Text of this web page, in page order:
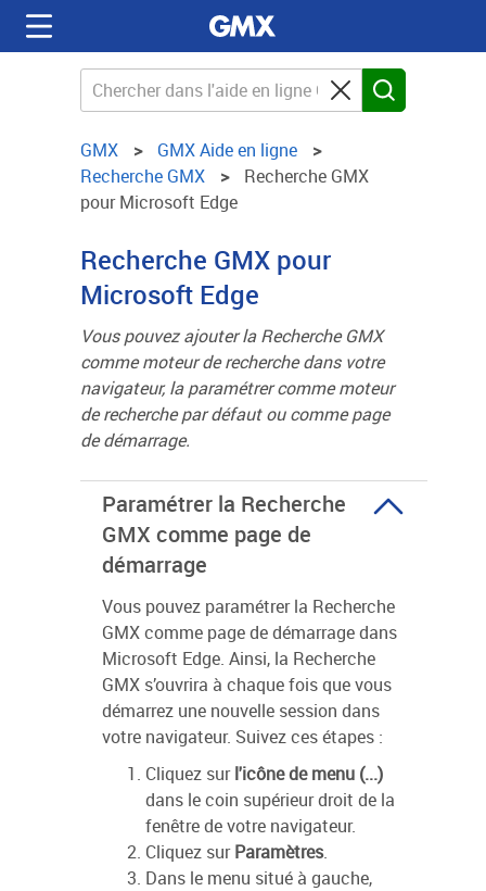
GMX
GMX Aide en ligne
Recherche GMX
Recherche GMX
pour Microsoft Edge
Recherche GMX pour
Microsoft Edge
Vous pouvez ajouter la Recherche GMX
comme moteur de recherche dans votre
navigateur, la paramétrer comme moteur
de recherche par défaut ou comme page
de démarrage.
Paramétrer la Recherche
GMX comme page de
démarrage
Vous pouvez paramétrer la Recherche
GMX comme page de démarrage dans
Microsoft Edge. Ainsi, la Recherche
GMX s’ouvrira à chaque fois que vous
démarrez une nouvelle session dans
votre navigateur. Suivez ces étapes :
Cliquez surl'icône de menu (...)
dans le coin supérieur droit de la
fenêtre de votre navigateur.
Cliquez surParamètres.
Dans le menu situé à gauche,